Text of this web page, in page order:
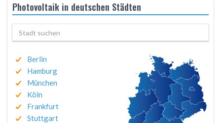
Photovoltaik in deutschen Städten
Berlin
Hamburg
München
Köln
Frankfurt
Stuttgart